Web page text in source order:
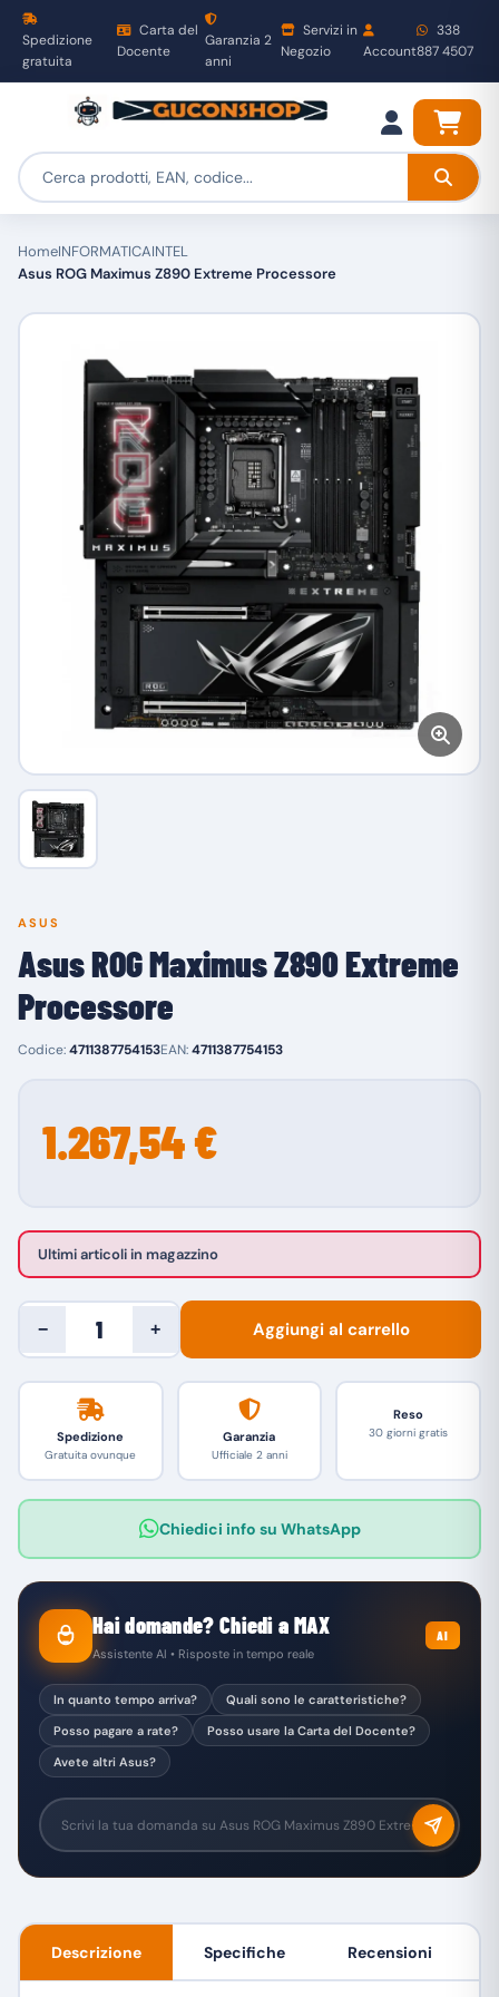
Spedizione
gratuita
Carta del
Docente
Garanzia 2
anni
Servizi in
Negozio
Account
338
887 4507
HomeINFORMATICAINTEL
Asus ROG Maximus Z890 Extreme Processore
ASUS
Asus ROG Maximus Z890 Extreme
Processore
Codice:4711387754153EAN:4711387754153
1.267,54 €
Ultimi articoli in magazzino
− + Aggiungi al carrello
Spedizione
Gratuita ovunque
Garanzia
Ufficiale 2 anni
Reso
30 giorni gratis
Chiedici info su WhatsApp
Hai domande? Chiedi a MAX
Assistente AI • Risposte in tempo reale
AI
In quanto tempo arriva?
Quali sono le caratteristiche?
Posso pagare a rate?
Posso usare la Carta del Docente?
Avete altri Asus?
Descrizione Specifiche Recensioni